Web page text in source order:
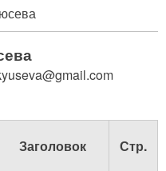
Заголовок Стр.